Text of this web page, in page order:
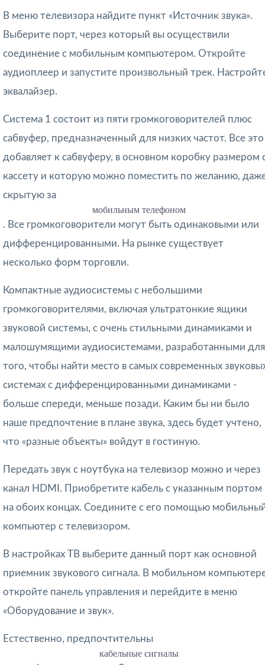
В меню телевизора найдите пункт «Источник звука».
Выберите порт, через который вы осуществили
соединение с мобильным компьютером. Откройте
аудиоплеер и запустите произвольный трек.
эквалайзер.
Система 1 состоит из пяти громкоговорителей плюс
сабвуфер, предназначенный для низких частот. Все это
добавляет к сабвуферу, в основном коробку размером
кассету и которую можно поместить по желанию,
скрытую за
мобильным телефоном
. Все громкоговорители могут быть одинаковыми или
дифференцированными. На рынке существует
несколько форм торговли.
Компактные аудиосистемы с небольшими
громкоговорителями, включая ультратонкие ящики
звуковой системы, с очень стильными динамиками и
малошумящими аудиосистемами, разработанными для
того, чтобы найти место в самых современных
системах с дифференцированными динамиками -
больше спереди, меньше позади. Каким бы ни было
наше предпочтение в плане звука, здесь будет учтено,
что «разные объекты» войдут в гостиную.
Передать звук с ноутбука на телевизор можно и через
канал HDMI. Приобретите кабель с указанным портом
на обоих концах. Соедините с его помощью
компьютер с телевизором.
В настройках ТВ выберите данный порт как основной
приемник звукового сигнала. В мобильном
откройте панель управления и перейдите в меню
«Оборудование и звук».
Естественно, предпочтительны
кабельные сигналы